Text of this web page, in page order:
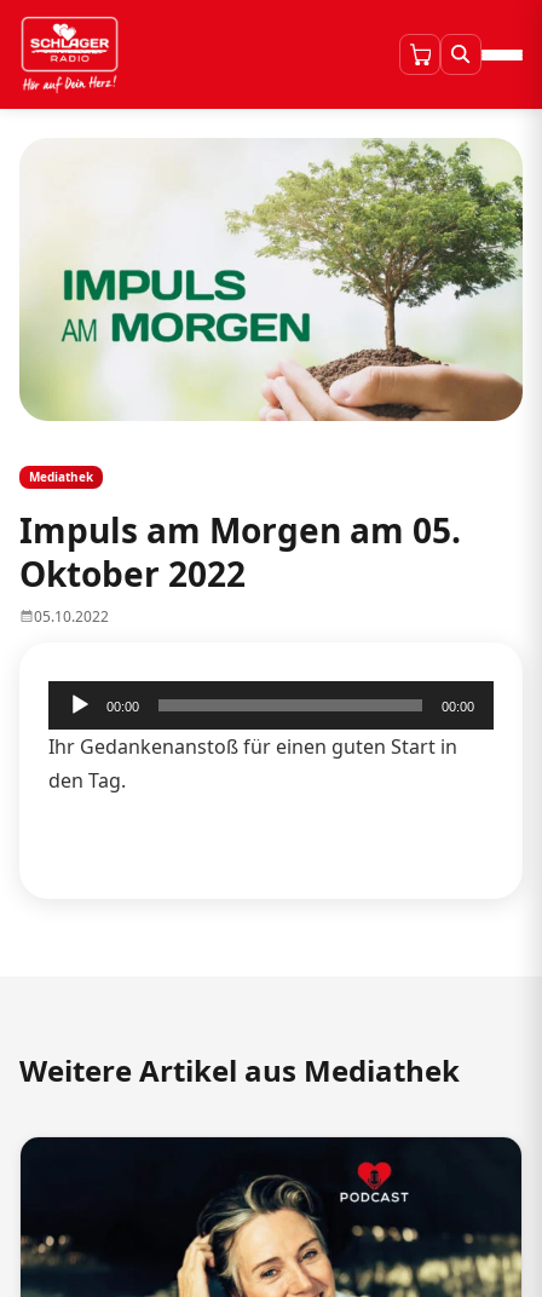
Mediathek
Impuls am Morgen am 05.
Oktober 2022
05.10.2022
Audio-
Player
00:00 00:00
Ihr Gedankenanstoß für einen guten Start in
den Tag.
Weitere Artikel aus Mediathek